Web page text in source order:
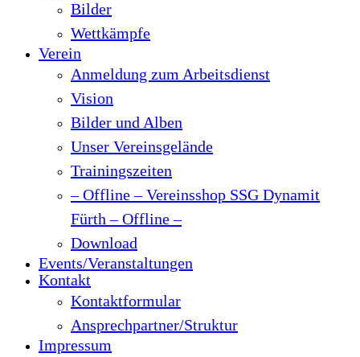
Bilder
Wettkämpfe
Verein
Anmeldung zum Arbeitsdienst
Vision
Bilder und Alben
Unser Vereinsgelände
Trainingszeiten
– Offline – Vereinsshop SSG Dynamit
Fürth – Offline –
Download
Events/Veranstaltungen
Kontakt
Kontaktformular
Ansprechpartner/Struktur
Impressum